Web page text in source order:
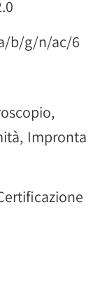
b/g/n/ac/6
Impronta